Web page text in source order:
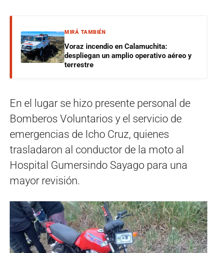
MIRÁ TAMBIÉN
Voraz incendio en Calamuchita:
despliegan un amplio operativo aéreo y
terrestre
En el lugar se hizo presente personal de
Bomberos Voluntarios y el servicio de
emergencias de Icho Cruz, quienes
trasladaron al conductor de la moto al
Hospital Gumersindo Sayago para una
mayor revisión.